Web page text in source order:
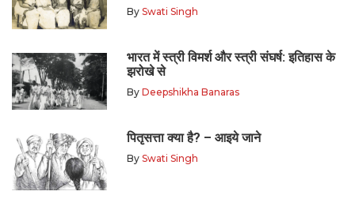
By Swati Singh
भारत में स्त्री विमर्श और स्त्री संघर्ष: इतिहास के
झरोखे से
By Deepshikha Banaras
पितृसत्ता क्या है? – आइये जाने
By Swati Singh